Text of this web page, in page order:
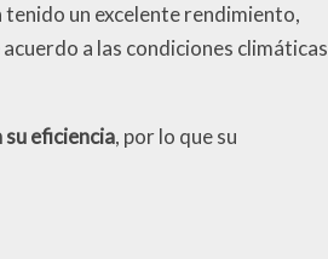
un excelente rendimiento,
acuerdo a las condiciones climáticas
su eficiencia, por lo que su